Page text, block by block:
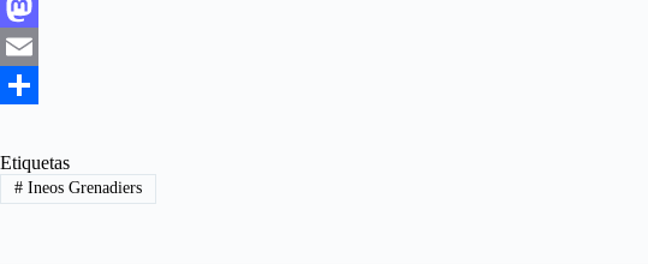
F
a
b
o
M
t
o
E
a
i
h
a
Etiquetas
#Ineos Grenadiers